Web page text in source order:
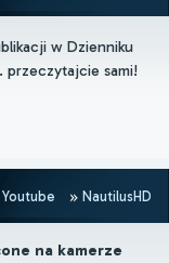
w Dzienniku
przeczytajcie sami!
Youtube NautilusHD
na kamerze